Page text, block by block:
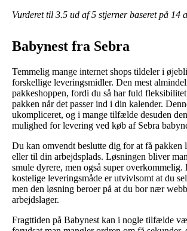
Vurderet til 3.5 ud af 5 stjerner baseret på 14
Babynest fra Sebra
Temmelig mange internet shops tildeler i
forskellige leveringsmidler. Den mest
pakkeshoppen, fordi du så har fuld
pakken når det passer ind i din kalender.
ukompliceret, og i mange tilfælde desuden
mulighed for levering ved køb af Sebra
Du kan omvendt beslutte dig for at få pakken
eller til din arbejdsplads. Løsningen bliver
smule dyrere, men også super overkommelig.
kostelige leveringsmåde er utvivlsomt at du
men den løsning beroer på at du bor nær
arbejdslager.
Fragttiden på Babynest kan i nogle tilfælde